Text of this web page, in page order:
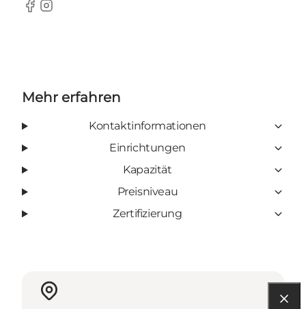
Facebook
Instagram
Mehr erfahren
Kontaktinformationen
Einrichtungen
Kapazität
Preisniveau
Zertifizierung